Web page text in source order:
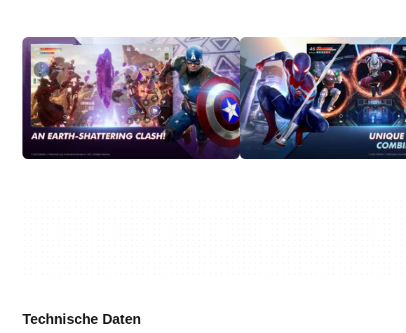
Technische Daten